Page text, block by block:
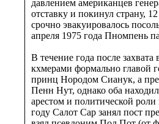
давлением американцев
отставку и покинул страну,
срочно эвакуировалось
апреля 1975 года Пномпень
В течение года после
кхмерами формально главой
принц Нородом Сианук, а
Пенн Нут, однако оба
арестом и политической
году Салот Сар занял пост